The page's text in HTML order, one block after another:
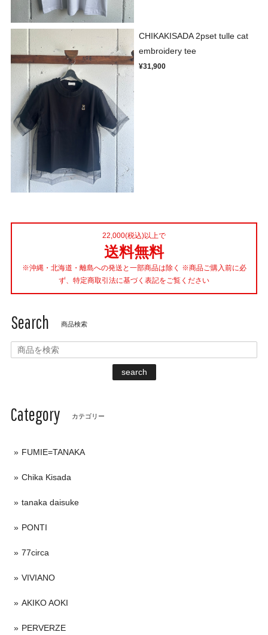
CHIKAKISADA 2pset tulle cat
embroidery tee
¥31,900
22,000(税込)以上で
送料無料
※沖縄・北海道・離島への発送と一部商品は除く ※商品ご購入前に必
ず、特定商取引法に基づく表記をご覧ください
Search 商品検索
search
Category カテゴリー
FUMIE=TANAKA
Chika Kisada
tanaka daisuke
PONTI
77circa
VIVIANO
AKIKO AOKI
PERVERZE